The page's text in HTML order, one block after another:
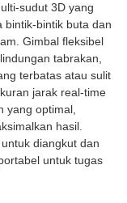
sudut 3D yang
bintik-bintik buta dan
Gimbal fleksibel
tabrakan,
terbatas atau sulit
jarak real-time
yang optimal,
hasil.
diangkut dan
untuk tugas